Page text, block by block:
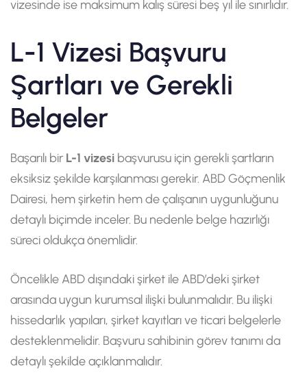
vizesinde ise maksimum kalış süresi beş yıl ile sınırlıdır.
L-1 Vizesi Başvuru
Şartları ve Gerekli
Belgeler
Başarılı bir L-1 vizesi başvurusu için gerekli şartların
eksiksiz şekilde karşılanması gerekir. ABD Göçmenlik
Dairesi, hem şirketin hem de çalışanın uygunluğunu
detaylı biçimde inceler. Bu nedenle belge hazırlığı
süreci oldukça önemlidir.
Öncelikle ABD dışındaki şirket ile ABD’deki şirket
arasında uygun kurumsal ilişki bulunmalıdır. Bu ilişki
hissedarlık yapıları, şirket kayıtları ve ticari belgelerle
desteklenmelidir. Başvuru sahibinin görev tanımı da
detaylı şekilde açıklanmalıdır.